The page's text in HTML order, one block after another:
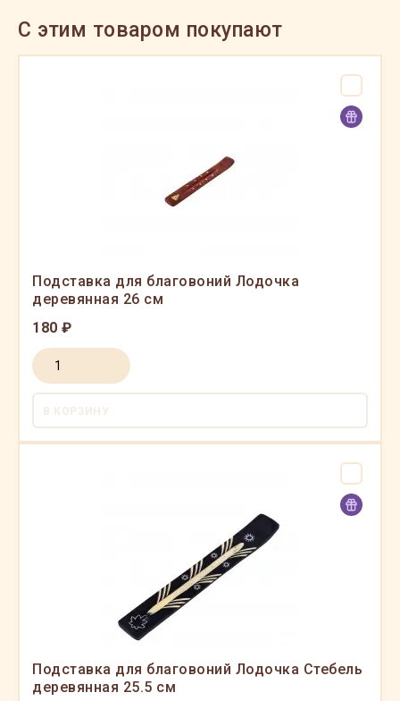
C этим товаром покупают
Подставка для благовоний Лодочка
деревянная 26 см
180 ₽
В КОРЗИНУ
Подставка для благовоний Лодочка Стебель
деревянная 25.5 см